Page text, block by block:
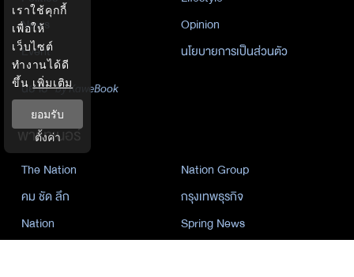
News
Opinion
Event
นโยบายการเป็นส่วนตัว
นิยาย by KaweBook
พาร์ทเนอร์
The Nation
Nation Group
คม ชัด ลึก
กรุงเทพธุรกิจ
Nation
Spring News
เราใช้คุกกี้
เพื่อให้
เว็บไซต์
ทำงานได้ดี
ขึ้น เพิ่มเติม
ยอมรับ
ตั้งค่า